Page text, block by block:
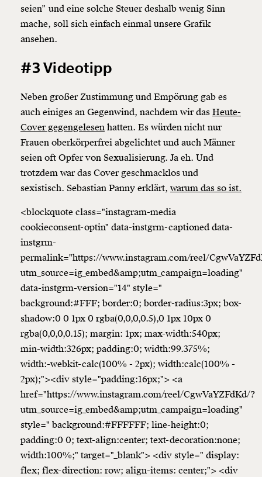
seien” und eine solche Steuer deshalb wenig Sinn
mache, soll sich einfach einmal unsere Grafik
ansehen.
#3 Videotipp
Neben großer Zustimmung und Empörung gab es
auch einiges an Gegenwind, nachdem wir das Heute-
Cover gegengelesen hatten. Es würden nicht nur
Frauen oberkörperfrei abgelichtet und auch Männer
seien oft Opfer von Sexualisierung. Ja eh. Und
trotzdem war das Cover geschmacklos und
sexistisch. Sebastian Panny erklärt, warum das so ist.
<blockquote class="instagram-media
cookieconsent-optin" data-instgrm-captioned data-
instgrm-
permalink="https://www.instagram.com/reel/
utm_source=ig_embed&amp;utm_campaign=loading"
data-instgrm-version="14" style="
background:#FFF; border:0; border-radius:3px; box-
shadow:0 0 1px 0 rgba(0,0,0,0.5),0 1px 10px 0
rgba(0,0,0,0.15); margin: 1px; max-width:540px;
min-width:326px; padding:0; width:99.375%;
width:-webkit-calc(100% - 2px); width:calc(100% -
2px);"><div style="padding:16px;"> <a
href="https://www.instagram.com/reel/CgwVaYZFdKd/?
utm_source=ig_embed&amp;utm_campaign=loading"
style=" background:#FFFFFF; line-height:0;
padding:0 0; text-align:center; text-decoration:none;
width:100%;" target="_blank"> <div style=" display:
flex; flex-direction: row; align-items: center;"> <div